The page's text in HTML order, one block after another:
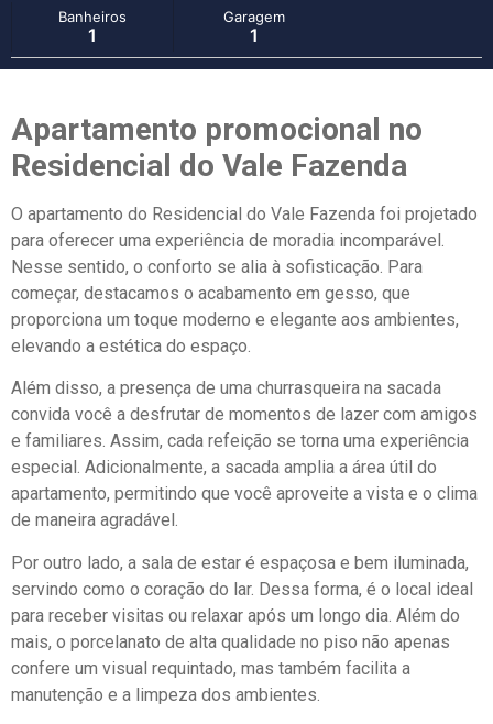
Banheiros
1
Garagem
1
Apartamento promocional no
Residencial do Vale Fazenda
O apartamento do Residencial do Vale Fazenda foi projetado
para oferecer uma experiência de moradia incomparável.
Nesse sentido, o conforto se alia à sofisticação. Para
começar, destacamos o acabamento em gesso, que
proporciona um toque moderno e elegante aos ambientes,
elevando a estética do espaço.
Além disso, a presença de uma churrasqueira na sacada
convida você a desfrutar de momentos de lazer com amigos
e familiares. Assim, cada refeição se torna uma experiência
especial. Adicionalmente, a sacada amplia a área útil do
apartamento, permitindo que você aproveite a vista e o clima
de maneira agradável.
Por outro lado, a sala de estar é espaçosa e bem iluminada,
servindo como o coração do lar. Dessa forma, é o local ideal
para receber visitas ou relaxar após um longo dia. Além do
mais, o porcelanato de alta qualidade no piso não apenas
confere um visual requintado, mas também facilita a
manutenção e a limpeza dos ambientes.